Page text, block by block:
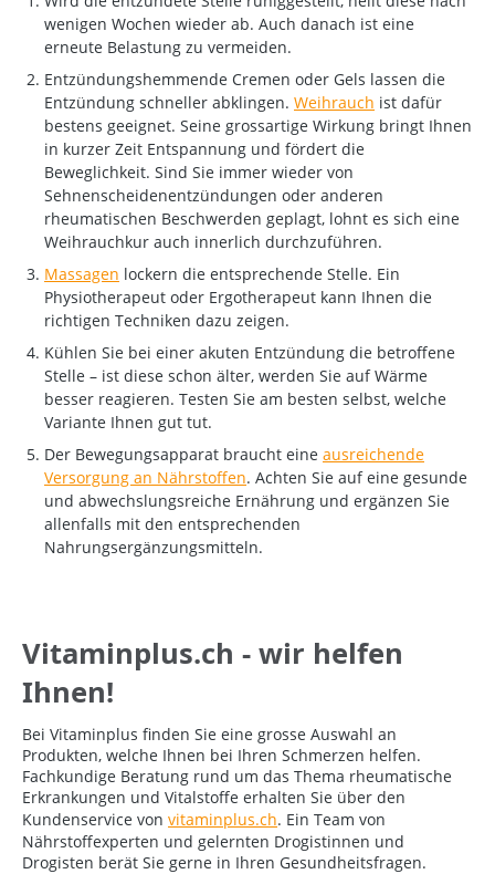
wenigen Wochen wieder ab. Auch danach ist eine
erneute Belastung zu vermeiden.
Entzündungshemmende Cremen oder Gels lassen die
Entzündung schneller abklingen. Weihrauch ist dafür
bestens geeignet. Seine grossartige Wirkung bringt Ihnen
in kurzer Zeit Entspannung und fördert die
Beweglichkeit. Sind Sie immer wieder von
Sehnenscheidenentzündungen oder anderen
rheumatischen Beschwerden geplagt, lohnt es sich eine
Weihrauchkur auch innerlich durchzuführen.
Massagen lockern die entsprechende Stelle. Ein
Physiotherapeut oder Ergotherapeut kann Ihnen die
richtigen Techniken dazu zeigen.
Kühlen Sie bei einer akuten Entzündung die betroffene
Stelle – ist diese schon älter, werden Sie auf Wärme
besser reagieren. Testen Sie am besten selbst, welche
Variante Ihnen gut tut.
Der Bewegungsapparat braucht eine ausreichende
Versorgung an Nährstoffen. Achten Sie auf eine gesunde
und abwechslungsreiche Ernährung und ergänzen Sie
allenfalls mit den entsprechenden
Nahrungsergänzungsmitteln.
Vitaminplus.ch - wir helfen
Ihnen!
Bei Vitaminplus finden Sie eine grosse Auswahl an
Produkten, welche Ihnen bei Ihren Schmerzen helfen.
Fachkundige Beratung rund um das Thema rheumatische
Erkrankungen und Vitalstoffe erhalten Sie über den
Kundenservice von vitaminplus.ch. Ein Team von
Nährstoffexperten und gelernten Drogistinnen und
Drogisten berät Sie gerne in Ihren Gesundheitsfragen.